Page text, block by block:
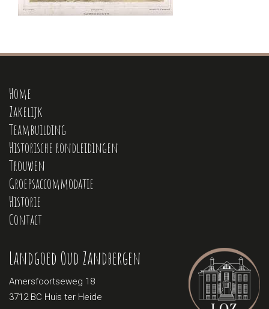
Home
Zakelijk
Teambuilding
Historische rondleidingen
Trouwen
Groepsaccommodatie
Historie
Contact
Landgoed Oud Zandbergen
Amersfoortseweg 18
3712 BC Huis ter Heide